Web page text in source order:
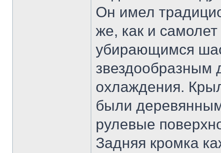
Он имел
же, как и
убирающимся
звездообразным
охлаждения.
были
рулевые
Задняя кромка